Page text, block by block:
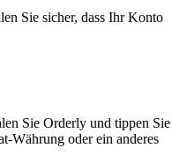
Sie sicher, dass Ihr Konto
Sie Orderly und tippen Sie
Währung oder ein anderes